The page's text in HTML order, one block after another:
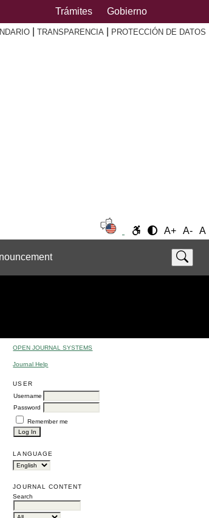
Trámites Gobierno
TRANSPARENCIA PROTECCIÓN DE DATOS
A+ A- A
OPEN JOURNAL SYSTEMS
Journal Help
USER
Username
Password
Remember me
LANGUAGE
JOURNAL CONTENT
Search